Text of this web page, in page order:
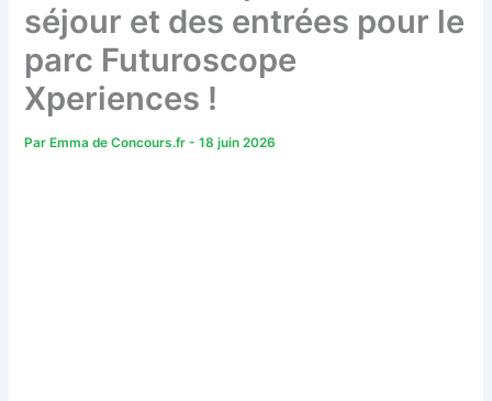
séjour et des entrées pour le
parc Futuroscope
Xperiences !
Par Emma de Concours.fr-18 juin 2026